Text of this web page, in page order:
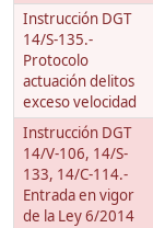
Instrucción DGT
14/S-135.-
Protocolo
actuación delitos
exceso velocidad
Instrucción DGT
14/V-106, 14/S-
133, 14/C-114.-
Entrada en vigor
de la Ley 6/2014